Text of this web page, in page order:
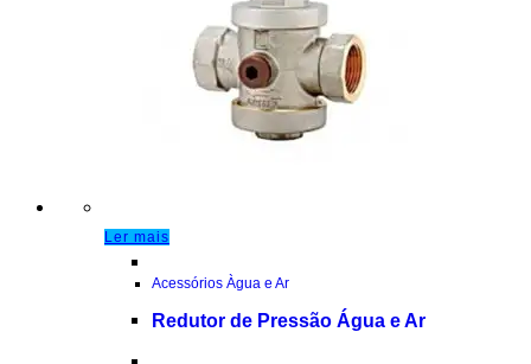
Ler mais
Acessórios Àgua e Ar
Redutor de Pressão Água e Ar